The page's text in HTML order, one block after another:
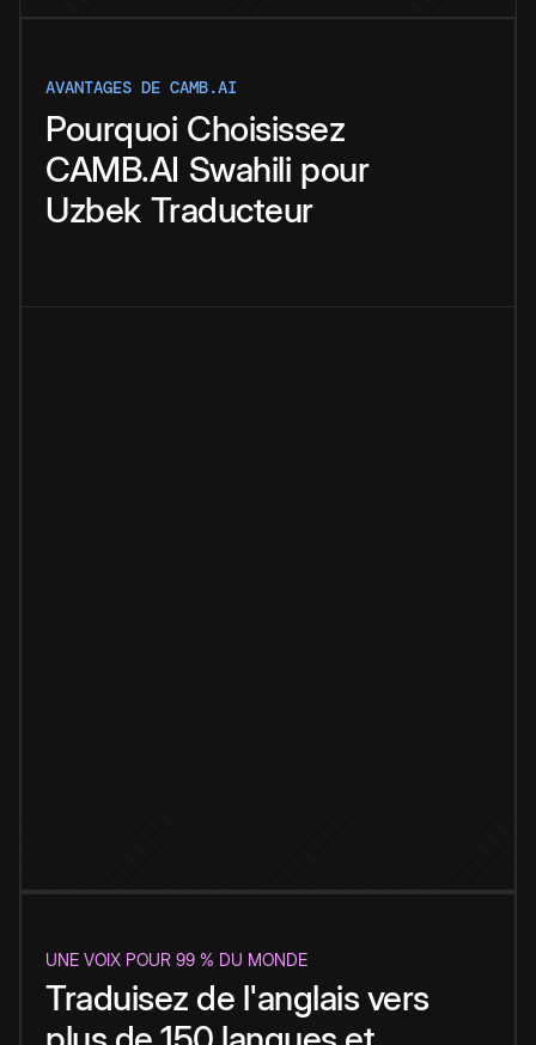
AVANTAGES DE CAMB.AI
Pourquoi Choisissez
CAMB.AI Swahili pour
Uzbek Traducteur
UNE VOIX POUR 99 % DU MONDE
Traduisez de l'anglais vers